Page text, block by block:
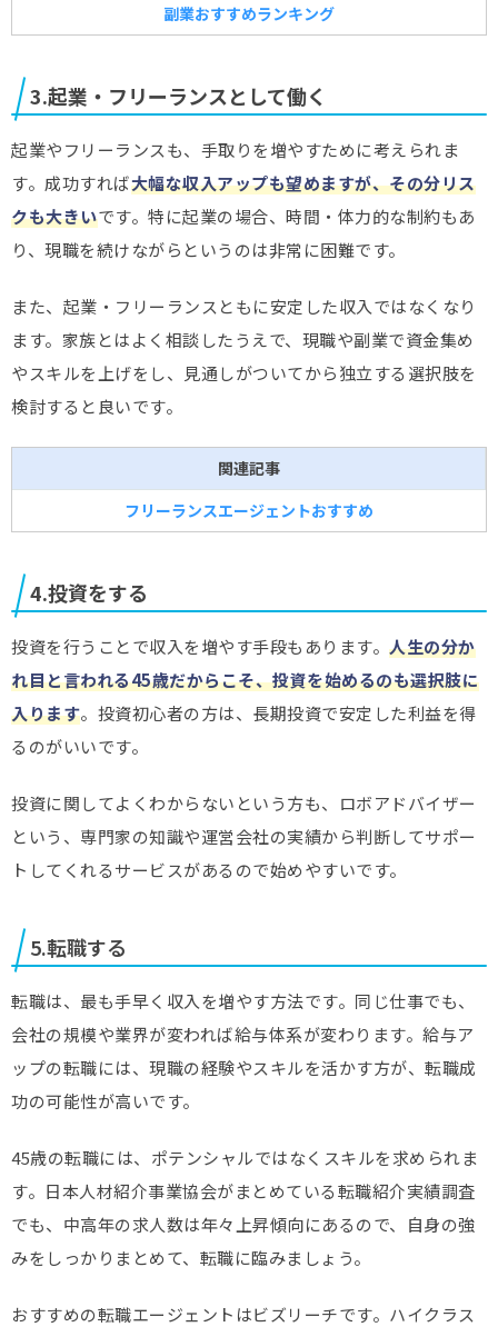
副業おすすめランキング
3.起業・フリーランスとして働く
起業やフリーランスも、手取りを増やすために考えられま
す。成功すれば大幅な収入アップも望めますが、その分リス
クも大きいです。特に起業の場合、時間・体力的な制約もあ
り、現職を続けながらというのは非常に困難です。
また、起業・フリーランスともに安定した収入ではなくなり
ます。家族とはよく相談したうえで、現職や副業で資金集め
やスキルを上げをし、見通しがついてから独立する選択肢を
検討すると良いです。
関連記事
フリーランスエージェントおすすめ
4.投資をする
投資を行うことで収入を増やす手段もあります。 人生の分か
れ目と言われる45歳だからこそ、投資を始めるのも選択肢に
入ります。投資初心者の方は、長期投資で安定した利益を得
るのがいいです。
投資に関してよくわからないという方も、ロボアドバイザー
という、専門家の知識や運営会社の実績から判断してサポー
トしてくれるサービスがあるので始めやすいです。
5.転職する
転職は、最も手早く収入を増やす方法です。同じ仕事でも、
会社の規模や業界が変われば給与体系が変わります。給与ア
ップの転職には、現職の経験やスキルを活かす方が、転職成
功の可能性が高いです。
45歳の転職には、ポテンシャルではなくスキルを求められま
す。日本人材紹介事業協会がまとめている転職紹介実績調査
でも、中高年の求人数は年々上昇傾向にあるので、自身の強
みをしっかりまとめて、転職に臨みましょう。
おすすめの転職エージェントはビズリーチです。ハイクラス